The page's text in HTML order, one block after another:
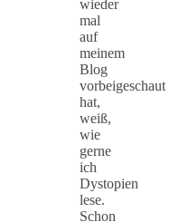
wieder
mal
auf
meinem
Blog
vorbeigeschaut
hat,
weiß,
wie
gerne
ich
Dystopien
lese.
Schon